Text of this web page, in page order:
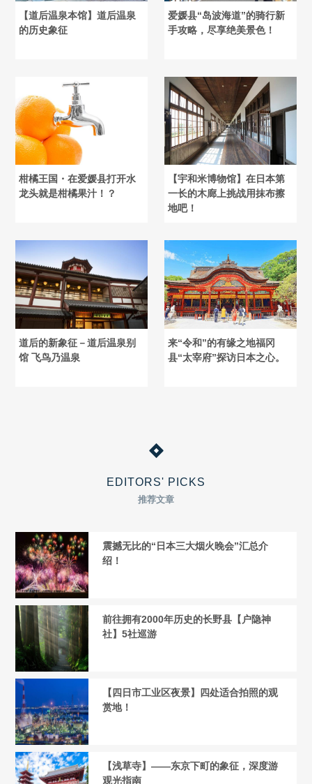
【道后温泉本馆】道后温泉
的历史象征
爱媛县“岛波海道”的骑行新
手攻略，尽享绝美景色！
柑橘王国・在爱媛县打开水
龙头就是柑橘果汁！？
【宇和米博物馆】在日本第
一长的木廊上挑战用抹布擦
地吧！
道后的新象征－道后温泉别
馆 飞鸟乃温泉
来“令和”的有缘之地福冈
县“太宰府”探访日本之心。
EDITORS' PICKS
推荐文章
震撼无比的“日本三大烟火晚会”汇总介
绍！
前往拥有2000年历史的长野县【户隐神
社】5社巡游
【四日市工业区夜景】四处适合拍照的观
赏地！
【浅草寺】——东京下町的象征，深度游
观光指南